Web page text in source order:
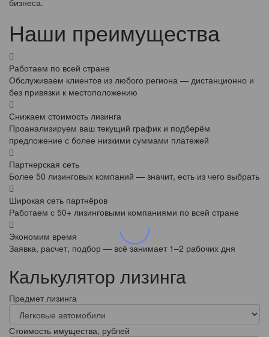
бизнеса.
Наши преимущества
Работаем по всей стране
Обслуживаем клиентов из любого региона — дистанционно и
без привязки к местоположению
Снижаем стоимость лизинга
Проанализируем ваш текущий график и подберём
предложение с более низкими суммами платежей
Партнерская сеть
Более 50 лизинговых компаний — значит, есть из чего выбрать
Широкая сеть партнёров
Работаем с 50+ лизинговыми компаниями по всей стране
Экономим время
Заявка, расчет, подбор — всё занимает 1–2 рабочих дня
Калькулятор лизинга
Предмет лизинга
Стоимость имущества, рублей